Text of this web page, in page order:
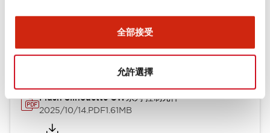
全部接受
允許選擇
型錄和宣傳手冊 認證與標準
Flush Silhouette CW系列 控制元件
2025/10/14.PDF1.61MB